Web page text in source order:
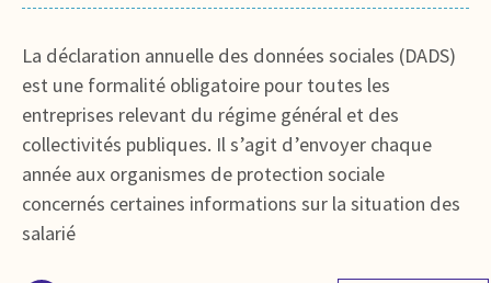
La déclaration annuelle des données sociales (DADS)
est une formalité obligatoire pour toutes les
entreprises relevant du régime général et des
collectivités publiques. Il s’agit d’envoyer chaque
année aux organismes de protection sociale
concernés certaines informations sur la situation des
salarié